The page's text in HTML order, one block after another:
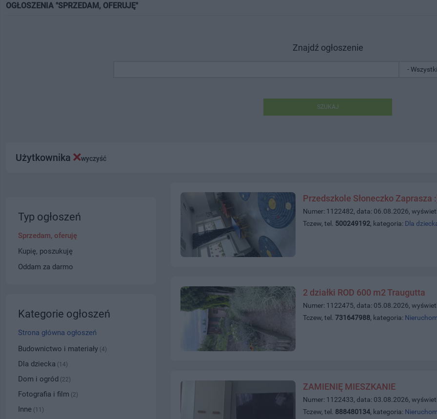
OGŁOSZENIA "SPRZEDAM, OFERUJĘ"
Znajdź ogłoszenie
SZUKAJ
Użytkownika wyczyść
Przedszkole Słoneczko Zaprasza
Numer: 1122482, data: 06.08.2026,
Tczew, tel. 500249192, kategoria: Dla
2 działki ROD 600 m2 Traugutta
Numer: 1122475, data: 05.08.2026,
Tczew, tel.731647988, kategoria:
ZAMIENIĘ MIESZKANIE
Numer: 1122433, data: 03.08.2026,
Tczew, tel. 888480134, kategoria:
Typ ogłoszeń
Sprzedam, oferuję
Kupię, poszukuję
Oddam za darmo
Kategorie ogłoszeń
Strona główna ogłoszeń
Budownictwo i materiały (4)
Dla dziecka (14)
Dom i ogród (22)
Fotografia i film (2)
Inne (11)